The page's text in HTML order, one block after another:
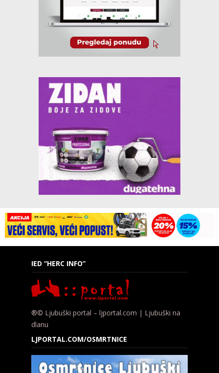
IED “HERC INFO”
®© Ljubuški portal – ljportal.com | Ljubuški na
dlanu
LJPORTAL.COM/OSMRTNICE